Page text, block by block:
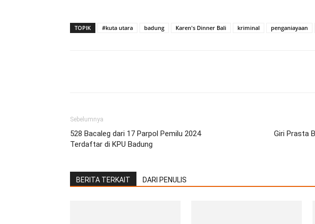
TOPIK #kuta utara badung Karen's Dinner Bali kriminal penganiayaan
Sebelumnya
528 Bacaleg dari 17 Parpol Pemilu 2024
Terdaftar di KPU Badung
Giri Prasta
BERITA TERKAIT DARI PENULIS